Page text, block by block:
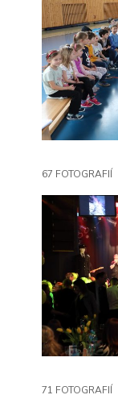
67 FOTOGRAFIÍ
71 FOTOGRAFIÍ